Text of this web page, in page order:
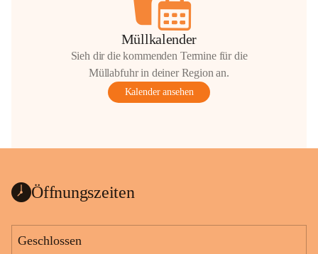
Müllkalender
Sieh dir die kommenden Termine für die
Müllabfuhr in deiner Region an.
Kalender ansehen
Öffnungszeiten
Geschlossen